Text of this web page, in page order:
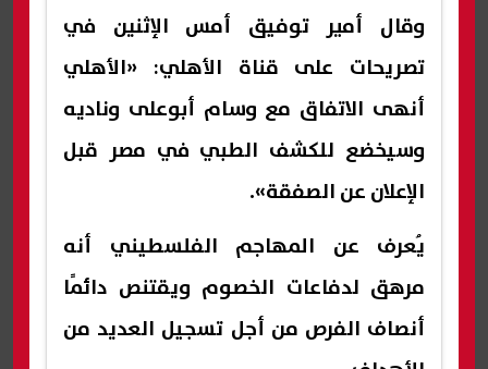
وقال أمير توفيق أمس الإثنين في
تصريحات على قناة الأهلي: «الأهلي
أنهى الاتفاق مع وسام أبوعلى وناديه
وسيخضع للكشف الطبي في مصر قبل
الإعلان عن الصفقة».
يُعرف عن المهاجم الفلسطيني أنه
مرهق لدفاعات الخصوم ويقتنص دائمًا
أنصاف الفرص من أجل تسجيل العديد من